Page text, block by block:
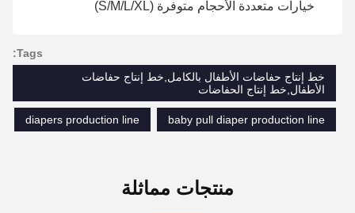
خيارات متعددة الأحجام متوفرة (S/M/L/XL)
Tags:
خط إنتاج حفاضات الأطفال بالكامل,خط إنتاج حفاضات
الأطفال,خط إنتاج الحفاضات
baby pull diaper production line
diapers production line
منتجات مماثلة